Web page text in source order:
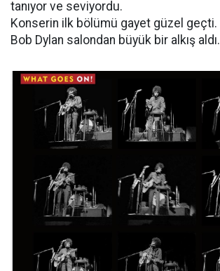
tanıyor ve seviyordu.
Konserin ilk bölümü gayet güzel geçti.
Bob Dylan salondan büyük bir alkış aldı.